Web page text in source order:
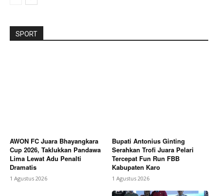
SPORT
AWON FC Juara Bhayangkara
Cup 2026, Taklukkan Pandawa
Lima Lewat Adu Penalti
Dramatis
1 Agustus 2026
Bupati Antonius Ginting
Serahkan Trofi Juara Pelari
Tercepat Fun Run FBB
Kabupaten Karo
1 Agustus 2026